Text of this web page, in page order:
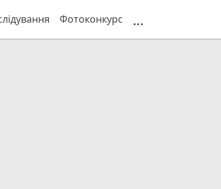
Фотоконкурс ...